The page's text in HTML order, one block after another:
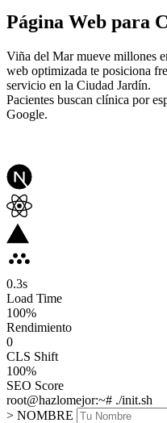
Página Web para
Viña del Mar mueve millones
web optimizada te posiciona
servicio en la Ciudad Jardín.
Pacientes buscan clínica por
Google.
0.3s
Load Time
100%
Rendimiento
0
CLS Shift
100%
SEO Score
root@hazlomejor:~# ./init.sh
> NOMBRE